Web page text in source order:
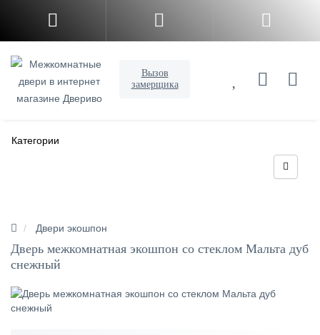
Вызов
замерщика
Категории
Двери экошпон
Дверь межкомнатная экошпон со стеклом Мальта дуб
снежный